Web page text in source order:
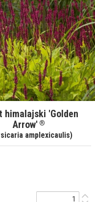
himalajski 'Golden
Arrow' ®
amplexicaulis)